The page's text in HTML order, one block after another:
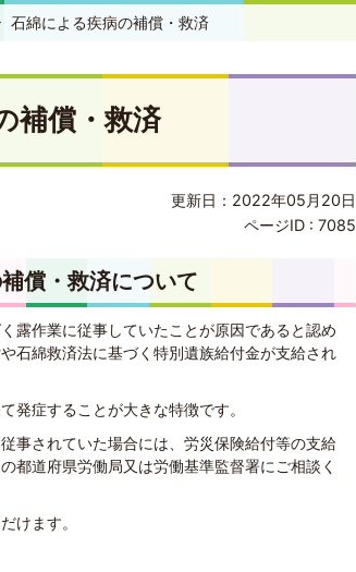
石綿による疾病の補償・救済
補償・救済
更新日：2022年05月20日
ページID : 7085
償・救済について
露作業に従事していたことが原因であると認め
石綿救済法に基づく特別遺族給付金が支給され
発症することが大きな特徴です。
事されていた場合には、労災保険給付等の支給
都道府県労働局又は労働基準監督署にご相談く
けます。